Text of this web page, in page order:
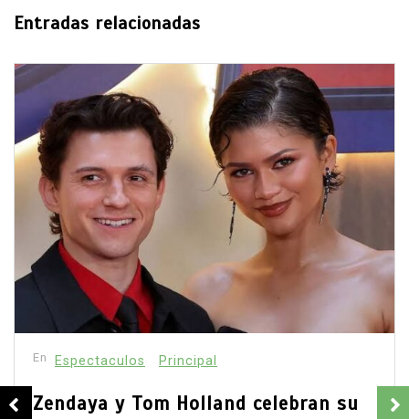
Entradas relacionadas
En Principal
Emjay impulsa el ‘pop pesado’: la